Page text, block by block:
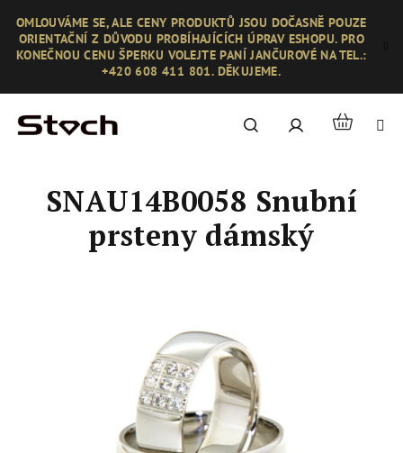
obsah
OMLOUVÁME SE, ALE CENY PRODUKTŮ JSOU DOČASNĚ POUZE
ORIENTAČNÍ Z DŮVODU PROBÍHAJÍCÍCH ÚPRAV ESHOPU. PRO
KONEČNOU CENU ŠPERKU VOLEJTE PANÍ JANČUROVÉ NA TEL.:
+420 608 411 801. DĚKUJEME.
Hledat PřihlášeníNákupní
SNAU14B0058 Snubní
prsteny dámský